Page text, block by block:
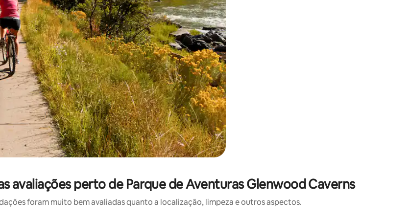
avaliações perto de Parque de Aventuras Glenwood Caverns
foram muito bem avaliadas quanto a localização, limpeza e outros aspectos.